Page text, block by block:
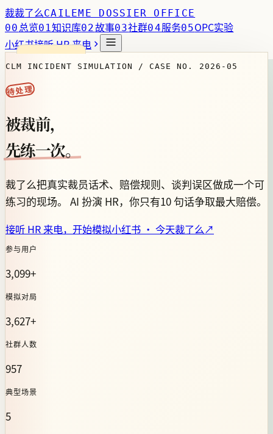
裁裁了么CAILEME DOSSIER OFFICE
00 总览01知识库02故事03社群04服务05OPC实验
小红书接听 HR 来电
CLM INCIDENT SIMULATION / CASE NO. 2026-05
待处理
被裁前，
先练一次。
裁了么把真实裁员话术、赔偿规则、谈判误区做成一个可
练习的现场。 AI 扮演 HR，你只有10 句话争取最大赔偿。
接听 HR 来电，开始模拟小红书 · 今天裁了么↗
参与用户
3,099+
模拟对局
3,627+
社群人数
957
典型场景
5